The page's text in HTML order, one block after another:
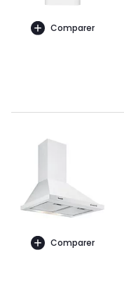
Comparer
Comparer